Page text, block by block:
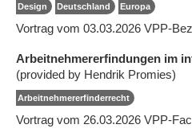
Design Deutschland Europa
Vortrag vom 03.03.2026 VPP-
Arbeitnehmererfindungen im
(provided by Hendrik Promies)
Arbeitnehmererfinderrecht
Vortrag vom 26.03.2026 VPP-